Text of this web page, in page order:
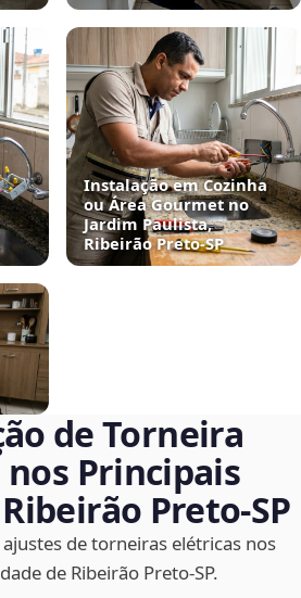
Instalação em Cozinha
ou Área Gourmet no
Jardim Paulista,
Ribeirão Preto‑SP
de Torneira
Principais
Preto‑SP
de torneiras elétricas nos
de Ribeirão Preto‑SP.